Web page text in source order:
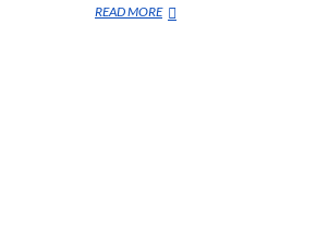
READ MORE世